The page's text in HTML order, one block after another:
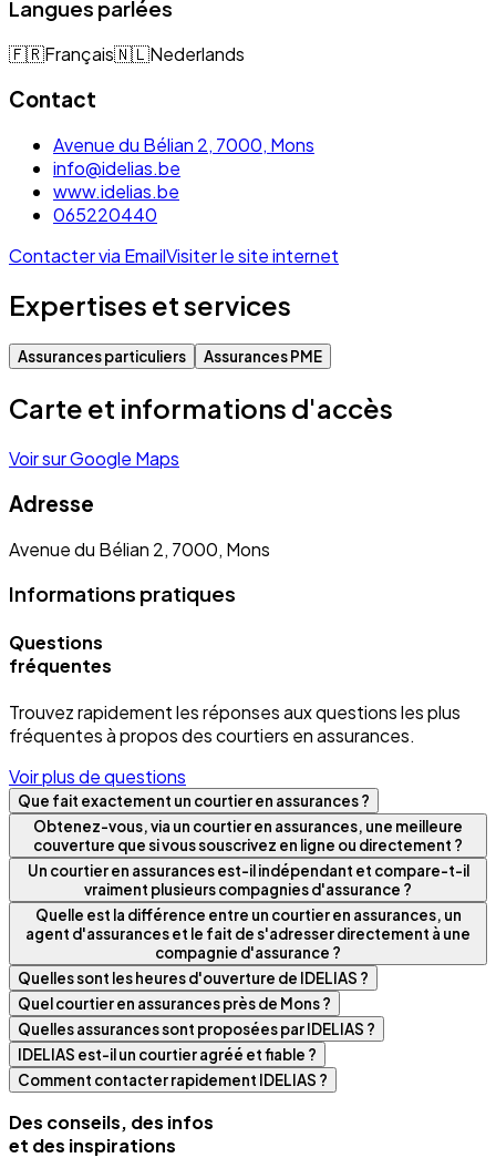
Langues parlées
🇫🇷Français🇳🇱Nederlands
Contact
Avenue du Bélian 2, 7000, Mons
info@idelias.be
www.idelias.be
065220440
Contacter via EmailVisiter le site internet
Expertises et services
Assurances particuliers Assurances PME
Carte et informations d'accès
Voir sur Google Maps
Adresse
Avenue du Bélian 2, 7000, Mons
Informations pratiques
Questions
fréquentes
Trouvez rapidement les réponses aux questions les plus
fréquentes à propos des courtiers en assurances.
Voir plus de questions
Que fait exactement un courtier en assurances ?
Obtenez-vous, via un courtier en assurances, une meilleure
couverture que si vous souscrivez en ligne ou directement ?
Un courtier en assurances est-il indépendant et compare-t-il
vraiment plusieurs compagnies d'assurance ?
Quelle est la différence entre un courtier en assurances, un
agent d'assurances et le fait de s'adresser directement à une
compagnie d'assurance ?
Quelles sont les heures d'ouverture de IDELIAS ?
Quel courtier en assurances près de Mons ?
Quelles assurances sont proposées par IDELIAS ?
IDELIAS est-il un courtier agréé et fiable ?
Comment contacter rapidement IDELIAS ?
Des conseils, des infos
et des inspirations